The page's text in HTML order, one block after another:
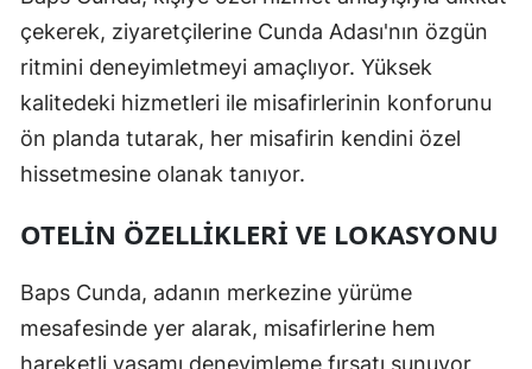
çekerek, ziyaretçilerine Cunda Adası'nın özgün
ritmini deneyimletmeyi amaçlıyor. Yüksek
kalitedeki hizmetleri ile misafirlerinin konforunu
ön planda tutarak, her misafirin kendini özel
hissetmesine olanak tanıyor.
OTELIN ÖZELLIKLERI VE LOKASYONU
Baps Cunda, adanın merkezine yürüme
mesafesinde yer alarak, misafirlerine hem
hareketli yaşamı deneyimleme fırsatı sunuyor